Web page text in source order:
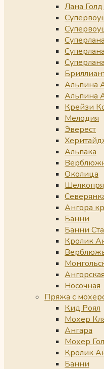
Лана
Альпина
Альпина
Крейзи
Мелодия
Эверест
Альпака
Околица
Ангора
Банни
Банни
Кролик
Носочная
Пряжа с
Кид Роял
Мохер
Ангара
Мохер
Кролик
Банни